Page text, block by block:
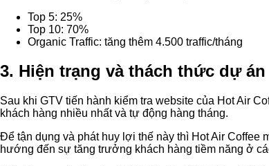
Top 5: 25%
Top 10: 70%
Organic Traffic: tăng thêm 4.500 traffic/tháng
3. Hiện trạng và thách thức dự án
Sau khi GTV tiến hành kiểm tra website của Hot Air
khách hàng nhiều nhất và tự động hàng tháng.
Để tận dụng và phát huy lợi thế này thì Hot Air Coffee
hướng đến sự tăng trưởng khách hàng tiềm năng ở